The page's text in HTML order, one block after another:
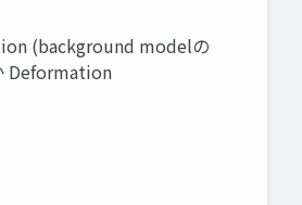
(background modelの
Deformation